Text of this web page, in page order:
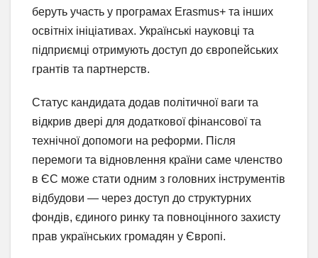
беруть участь у програмах Erasmus+ та інших
освітніх ініціативах. Українські науковці та
підприємці отримують доступ до європейських
грантів та партнерств.
Статус кандидата додав політичної ваги та
відкрив двері для додаткової фінансової та
технічної допомоги на реформи. Після
перемоги та відновлення країни саме членство
в ЄС може стати одним з головних інструментів
відбудови — через доступ до структурних
фондів, єдиного ринку та повноцінного захисту
прав українських громадян у Європі.